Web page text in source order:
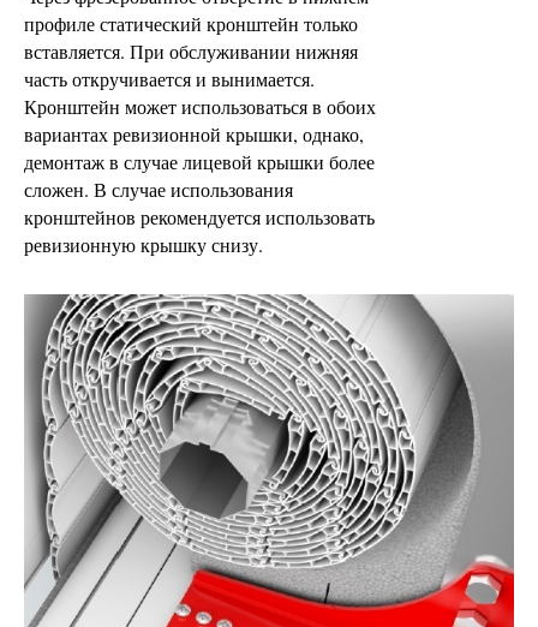
профиле статический кронштейн только
вставляется. При обслуживании нижняя
часть откручивается и вынимается.
Кронштейн может использоваться в обоих
вариантах ревизионной крышки, однако,
демонтаж в случае лицевой крышки более
сложен. В случае использования
кронштейнов рекомендуется использовать
ревизионную крышку снизу.